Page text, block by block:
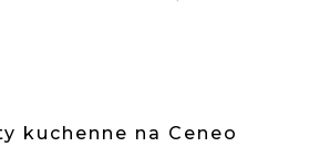
kuchenne na Ceneo